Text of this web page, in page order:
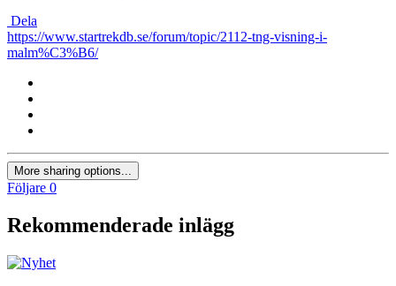
Dela
https://www.startrekdb.se/forum/topic/2112-tng-visning-i-
malm%C3%B6/
More sharing options...
Följare 0
Rekommenderade inlägg